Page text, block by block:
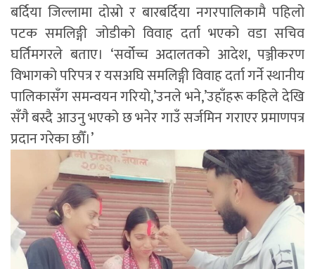
बर्दिया जिल्लामा दोस्रो र बारबर्दिया नगरपालिकामै पहिलो
पटक समलिङ्गी जोडीको विवाह दर्ता भएको वडा सचिव
घर्तिमगरले बताए। ‘सर्वोच्च अदालतको आदेश, पञ्जीकरण
विभागको परिपत्र र यसअघि समलिङ्गी विवाह दर्ता गर्ने स्थानीय
पालिकासँग समन्वयन गरियो,’उनले भने,’उहाँहरू कहिले देखि
सँगै बस्दै आउनु भएको छ भनेर गाउँ सर्जमिन गराएर प्रमाणपत्र
प्रदान गरेका छौँ।’